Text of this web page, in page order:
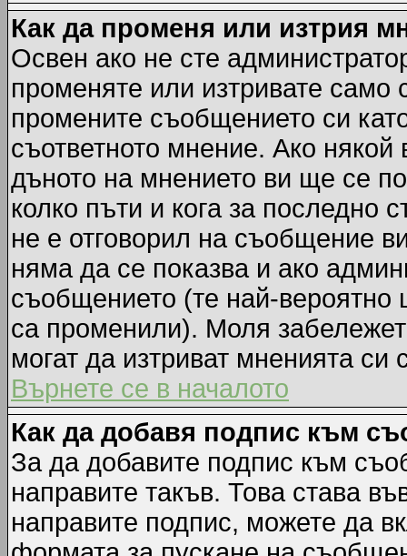
Как да променя или изтрия
Освен ако не сте
променяте или изтривате
промените съобщението си
съответното мнение. Ако
дъното на мнението ви ще се
колко пъти и кога за последно
не е отговорил на съобщение
няма да се показва и ако
съобщението (те най-
са променили). Моля
могат да изтриват мненията си
Върнете се в началото
Как да добавя подпис към
За да добавите подпис към
направите такъв. Това става
направите подпис, можете да